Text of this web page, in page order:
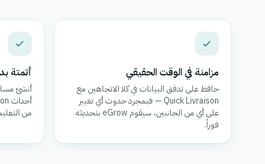
مزامنة في الوقت الحقيقي
حافظ على تدفق البيانات في كلا الاتجاهين مع
Quick Livraison — فبمجرد حدوث أي تغيير
على أي من الجانبين، سيقوم eGrow بتحديثه
فوراً.
أتمتة
أنشئ
من